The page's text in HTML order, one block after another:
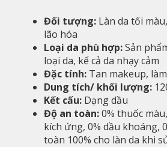
Đối tượng: Làn da tối
lão hóa
Loại da phù hợp:Sản
loại da, kể cả da nhạy cảm
Đặc tính: Tan makeup,
Dung tích/ khối lượng:
Kết cấu: Dạng dầu
Độ an toàn:0% thuốc
kích ứng, 0% dầu khoáng,
toàn 100% cho làn da khi